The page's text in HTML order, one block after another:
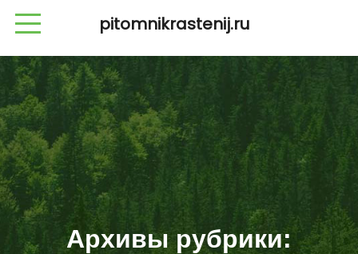
pitomnikrastenij.ru
Архивы рубрики: